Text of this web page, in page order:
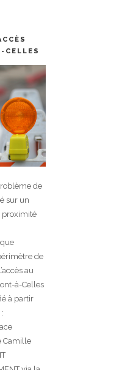
CELLES
de
sur un
proximité
de
au
à-Celles
à partir
Camille